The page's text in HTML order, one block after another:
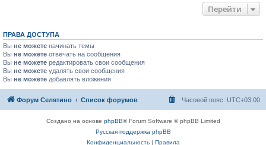
Перейти
ПРАВА ДОСТУПА
Вы не можете начинать темы
Вы не можете отвечать на сообщения
Вы не можете редактировать свои сообщения
Вы не можете удалять свои сообщения
Вы не можете добавлять вложения
Форум Селятино Список форумов Часовой пояс: UTC+03:00
Создано на основе phpBB® Forum Software © phpBB Limited
Русская поддержка phpBB
Конфиденциальность| Правила